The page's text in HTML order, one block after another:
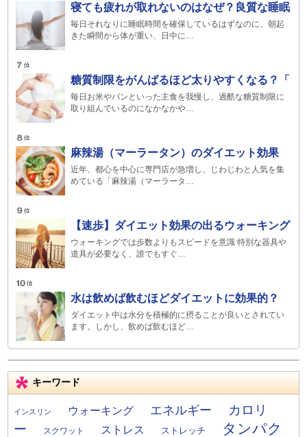
寝ても疲れが取れないのはなぜ？良質な睡眠
毎日それなりに睡眠時間を確保しているはずなのに、朝起
きた瞬間から体が重い、日中に…
糖質制限をがんばるほど太りやすくなる？「
毎日お米やパンといった主食を我慢し、過酷な糖質制限に
取り組んでいるのになかなかや…
麻辣湯（マーラータン）のダイエット効果
近年、都心を中心に専門店が急増し、じわじわと人気を集
めている「麻辣湯（マーラータ…
【速歩】ダイエット効果の出るウォーキング
ウォーキングでは歩数よりもスピードを意識 特別な器具や
道具が必要なく、誰でもすぐ…
水は飲めば飲むほどダイエットに効果的？
ダイエット中は水分を積極的に摂ることが良いとされてい
ます。しかし、飲めば飲むほど…
キーワード
インスリン ウォーキング エネルギー
カロリ
ー
スクワット ストレス ストレッチ
タンパク